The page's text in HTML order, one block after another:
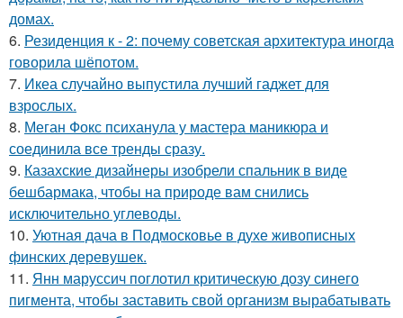
домах.
6. Резиденция к - 2: почему советская архитектура иногда
говорила шёпотом.
7. Икеа случайно выпустила лучший гаджет для
взрослых.
8. Меган Фокс психанула у мастера маникюра и
соединила все тренды сразу.
9. Казахские дизайнеры изобрели спальник в виде
бешбармака, чтобы на природе вам снились
исключительно углеводы.
10. Уютная дача в Подмосковье в духе живописных
финских деревушек.
11. Янн маруссич поглотил критическую дозу синего
пигмента, чтобы заставить свой организм вырабатывать